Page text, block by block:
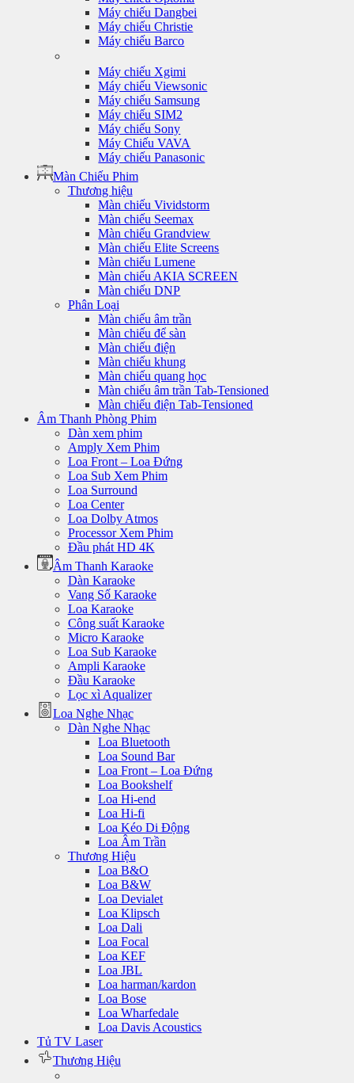
Máy chiếu Dangbei
Máy chiếu Christie
Máy chiếu Barco
Máy chiếu Xgimi
Máy chiếu Viewsonic
Máy chiếu Samsung
Máy chiếu SIM2
Máy chiếu Sony
Máy Chiếu VAVA
Máy chiếu Panasonic
Màn Chiếu Phim
Thương hiệu
Màn chiếu Vividstorm
Màn chiếu Seemax
Màn chiếu Grandview
Màn chiếu Elite Screens
Màn chiếu Lumene
Màn chiếu AKIA SCREEN
Màn chiếu DNP
Phân Loại
Màn chiếu âm trần
Màn chiếu để sàn
Màn chiếu điện
Màn chiếu khung
Màn chiếu quang học
Màn chiếu âm trần Tab-Tensioned
Màn chiếu điện Tab-Tensioned
Âm Thanh Phòng Phim
Dàn xem phim
Amply Xem Phim
Loa Front – Loa Đứng
Loa Sub Xem Phim
Loa Surround
Loa Center
Loa Dolby Atmos
Processor Xem Phim
Đầu phát HD 4K
Âm Thanh Karaoke
Dàn Karaoke
Vang Số Karaoke
Loa Karaoke
Công suất Karaoke
Micro Karaoke
Loa Sub Karaoke
Ampli Karaoke
Đầu Karaoke
Lọc xì Aqualizer
Loa Nghe Nhạc
Dàn Nghe Nhạc
Loa Bluetooth
Loa Sound Bar
Loa Front – Loa Đứng
Loa Bookshelf
Loa Hi-end
Loa Hi-fi
Loa Kéo Di Động
Loa Âm Trần
Thương Hiệu
Loa B&O
Loa B&W
Loa Devialet
Loa Klipsch
Loa Dali
Loa Focal
Loa KEF
Loa JBL
Loa harman/kardon
Loa Bose
Loa Wharfedale
Loa Davis Acoustics
Tủ TV Laser
Thương Hiệu